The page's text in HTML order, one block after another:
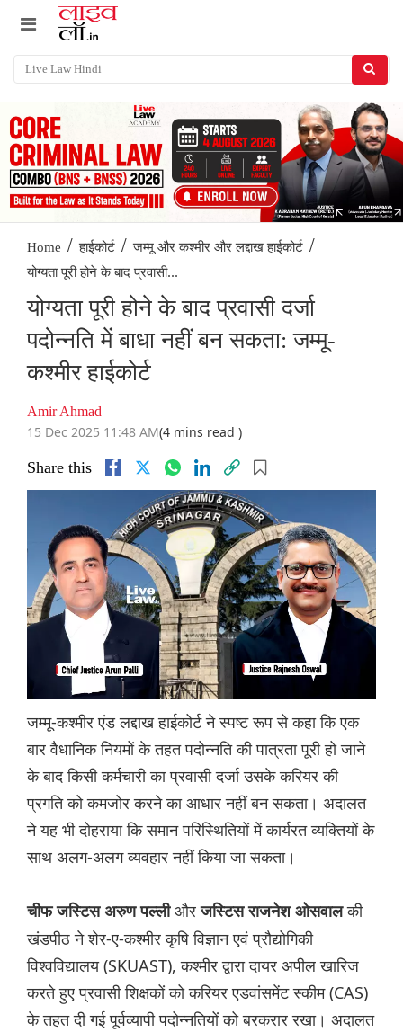
Home / हाईकोर्ट / जम्मू और कश्मीर और लद्दाख हाईकोर्ट /
योग्यता पूरी होने के बाद प्रवासी...
योग्यता पूरी होने के बाद प्रवासी दर्जा
पदोन्नति में बाधा नहीं बन सकता: जम्मू-
कश्मीर हाईकोर्ट
Amir Ahmad
15 Dec 2025 11:48 AM(4 mins read )
Share this
जम्मू-कश्मीर एंड लद्दाख हाईकोर्ट ने स्पष्ट रूप से कहा कि एक
बार वैधानिक नियमों के तहत पदोन्नति की पात्रता पूरी हो जाने
के बाद किसी कर्मचारी का प्रवासी दर्जा उसके करियर की
प्रगति को कमजोर करने का आधार नहीं बन सकता। अदालत
ने यह भी दोहराया कि समान परिस्थितियों में कार्यरत व्यक्तियों के
साथ अलग-अलग व्यवहार नहीं किया जा सकता।
चीफ जस्टिस अरुण पल्लीऔरजस्टिस राजनेश ओसवालकी
खंडपीठ ने शेर-ए-कश्मीर कृषि विज्ञान एवं प्रौद्योगिकी
विश्वविद्यालय (SKUAST), कश्मीर द्वारा दायर अपील खारिज
करते हुए प्रवासी शिक्षकों को करियर एडवांसमेंट स्कीम (CAS)
के तहत दी गई पूर्वव्यापी पदोन्नतियों को बरकरार रखा। अदालत